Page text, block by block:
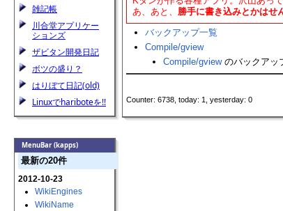
雑記帳
川合堂アプリケー
ションズ
ザビタン開発日記
ボツの盛り？
はりぼて日記(old)
Linuxでhariboteを!!
MenuBar (kapps)
最新の20件
2012-10-23
WikiEngines
WikiName
あ、あと、 勝手に書き込みとかはせ
バックアップ一覧
Compile​/gview
Compile​/gviewのバックアッ
Counter: 6738, today: 1, yesterday: 0